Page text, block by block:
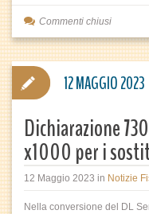
Commenti chiusi
Dichiarazione
x1000 per i
12 Maggio 2023 in Notizie
Nella conversione del DL
12 MAGGIO 2023